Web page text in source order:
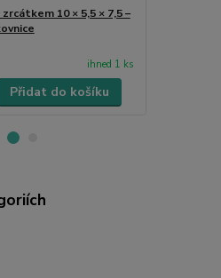
10 × 5,5 × 7,5 –
ihned 1 ks
Přidat do košíku